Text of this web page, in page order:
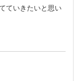
ていきたいと思い